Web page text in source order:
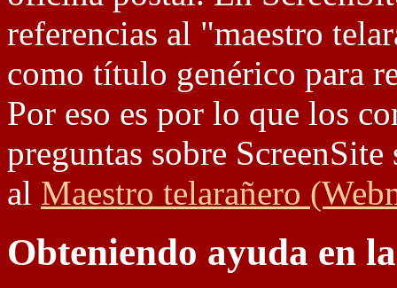
referencias al "maestro
como título genérico para
Por eso es por lo que los
preguntas sobre
al Maestro telarañero
Obteniendo ayuda en